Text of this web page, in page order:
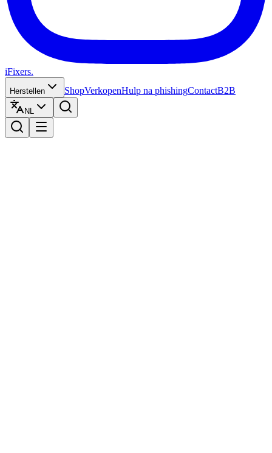
iFixers.
Herstellen ShopVerkopenHulp na phishingContactB2B
NL